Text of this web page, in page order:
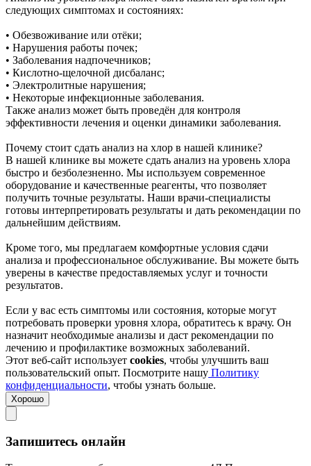
следующих симптомах и состояниях:
• Обезвоживание или отёки;
• Нарушения работы почек;
• Заболевания надпочечников;
• Кислотно-щелочной дисбаланс;
• Электролитные нарушения;
• Некоторые инфекционные заболевания.
Также анализ может быть проведён для контроля
эффективности лечения и оценки динамики заболевания.
Почему стоит сдать анализ на хлор в нашей клинике?
В нашей клинике вы можете сдать анализ на уровень хлора
быстро и безболезненно. Мы используем современное
оборудование и качественные реагенты, что позволяет
получить точные результаты. Наши врачи-специалисты
готовы интерпретировать результаты и дать рекомендации по
дальнейшим действиям.
Кроме того, мы предлагаем комфортные условия сдачи
анализа и профессиональное обслуживание. Вы можете быть
уверены в качестве предоставляемых услуг и точности
результатов.
Если у вас есть симптомы или состояния, которые могут
потребовать проверки уровня хлора, обратитесь к врачу. Он
назначит необходимые анализы и даст рекомендации по
лечению и профилактике возможных заболеваний.
Этот веб-сайт использует cookies, чтобы улучшить ваш
пользовательский опыт. Посмотрите нашу Политику
конфиденциальности, чтобы узнать больше.
Хорошо
Запишитесь онлайн